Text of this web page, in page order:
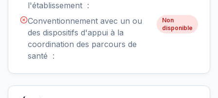
l'établissement :
Conventionnement avec un ou
des dispositifs d'appui à la
coordination des parcours de
santé :
Non
disponible